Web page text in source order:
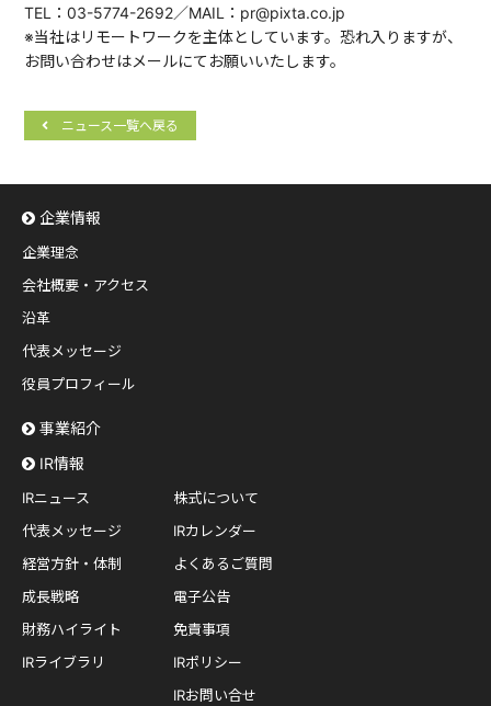
TEL：03-5774-2692／MAIL：pr@pixta.co.jp
※当社はリモートワークを主体としています。恐れ入りますが、
お問い合わせはメールにてお願いいたします。
ニュース一覧へ戻る
企業情報
企業理念
会社概要・アクセス
沿革
代表メッセージ
役員プロフィール
事業紹介
IR情報
IRニュース
代表メッセージ
経営方針・体制
成長戦略
財務ハイライト
IRライブラリ
株式について
IRカレンダー
よくあるご質問
電子公告
免責事項
IRポリシー
IRお問い合せ